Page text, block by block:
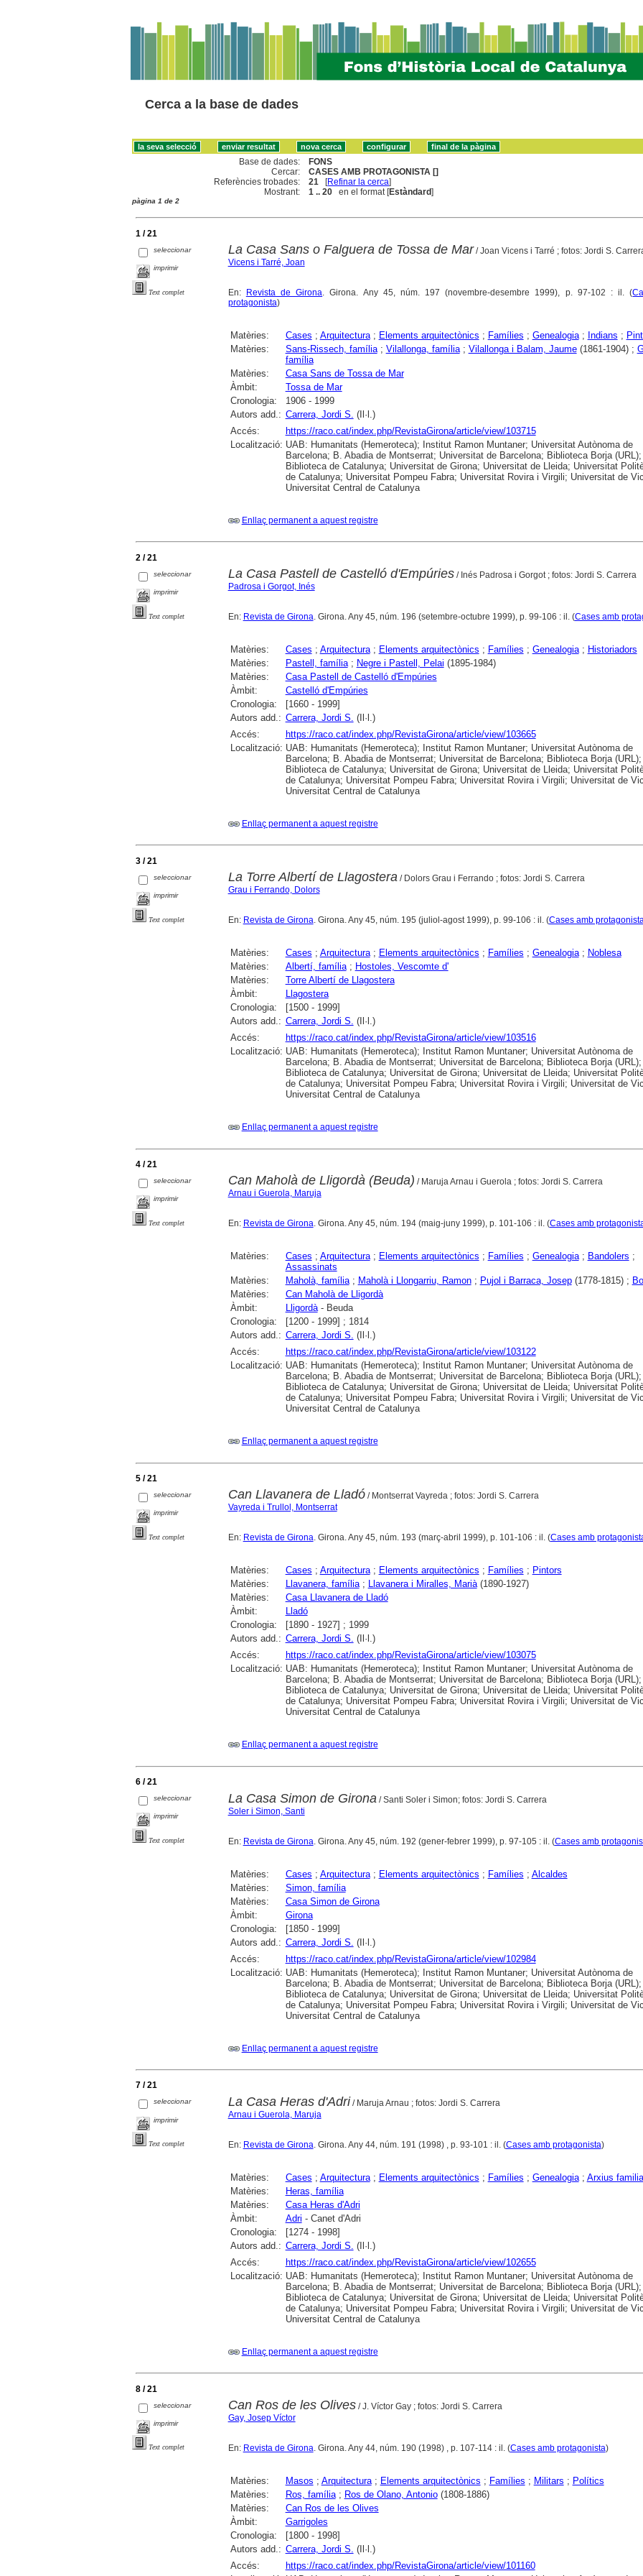
Cerca a la base de dades
Base de dades:
FONS
Cercar:
CASES AMB PROTAGONISTA []
Referències trobades:
21 [Refinar la cerca]
Mostrant:
1 .. 20 en el format [Estàndard]
pàgina 1 de 2
1 / 21
seleccionar
imprimir
Text complet
La Casa Sans o Falguera de Tossa de Mar/ Joan Vicens i Tarré ; fotos: Jordi S.
Vicens i Tarré, Joan
En: Revista de Girona. Girona. Any 45, núm. 197 (novembre-desembre 1999), p. 97-102 : il. (
protagonista)
Matèries: Cases ; Arquitectura; Elements arquitectònics ; Famílies ; Genealogia; Indians ;
Matèries:
Sans-Rissech, família; Vilallonga, família; Vilallonga i Balam, Jaume(1861-1904) ;
família
Matèries:
Casa Sans de Tossa de Mar
Àmbit:
Tossa de Mar
Cronologia:
1906 - 1999
Autors add.: Carrera, Jordi S. (Il·l.)
Accés:
https://raco.cat/index.php/RevistaGirona/article/view/103715
Localització: UAB: Humanitats (Hemeroteca); Institut Ramon Muntaner; Universitat Autònoma de
Barcelona; B. Abadia de Montserrat; Universitat de Barcelona; Biblioteca Borja (URL);
Biblioteca de Catalunya; Universitat de Girona; Universitat de Lleida; Universitat
de Catalunya; Universitat Pompeu Fabra; Universitat Rovira i Virgili; Universitat de
Universitat Central de Catalunya
Enllaç permanent a aquest registre
2 / 21
seleccionar
imprimir
Text complet
La Casa Pastell de Castelló d'Empúries/ Inés Padrosa i Gorgot ; fotos: Jordi S. Carrera
Padrosa i Gorgot, Inés
En: Revista de Girona. Girona. Any 45, núm. 196 (setembre-octubre 1999), p. 99-106 : il. (Cases amb
Matèries: Cases ; Arquitectura; Elements arquitectònics ; Famílies ; Genealogia; Historiadors
Matèries:
Pastell, família; Negre i Pastell, Pelai (1895-1984)
Matèries:
Casa Pastell de Castelló d'Empúries
Àmbit:
Castelló d'Empúries
Cronologia:
[1660 - 1999]
Autors add.: Carrera, Jordi S. (Il·l.)
Accés:
https://raco.cat/index.php/RevistaGirona/article/view/103665
Localització: UAB: Humanitats (Hemeroteca); Institut Ramon Muntaner; Universitat Autònoma de
Barcelona; B. Abadia de Montserrat; Universitat de Barcelona; Biblioteca Borja (URL);
Biblioteca de Catalunya; Universitat de Girona; Universitat de Lleida; Universitat
de Catalunya; Universitat Pompeu Fabra; Universitat Rovira i Virgili; Universitat de
Universitat Central de Catalunya
Enllaç permanent a aquest registre
3 / 21
seleccionar
imprimir
Text complet
La Torre Albertí de Llagostera/ Dolors Grau i Ferrando ; fotos: Jordi S. Carrera
Grau i Ferrando, Dolors
En: Revista de Girona. Girona. Any 45, núm. 195 (juliol-agost 1999), p. 99-106 : il. (Cases amb
Matèries: Cases ; Arquitectura; Elements arquitectònics ; Famílies ; Genealogia; Noblesa
Matèries:
Albertí, família; Hostoles, Vescomte d'
Matèries:
Torre Albertí de Llagostera
Àmbit:
Llagostera
Cronologia:
[1500 - 1999]
Autors add.: Carrera, Jordi S. (Il·l.)
Accés:
https://raco.cat/index.php/RevistaGirona/article/view/103516
Localització: UAB: Humanitats (Hemeroteca); Institut Ramon Muntaner; Universitat Autònoma de
Barcelona; B. Abadia de Montserrat; Universitat de Barcelona; Biblioteca Borja (URL);
Biblioteca de Catalunya; Universitat de Girona; Universitat de Lleida; Universitat
de Catalunya; Universitat Pompeu Fabra; Universitat Rovira i Virgili; Universitat de
Universitat Central de Catalunya
Enllaç permanent a aquest registre
4 / 21
seleccionar
imprimir
Text complet
Can Maholà de Lligordà (Beuda) / Maruja Arnau i Guerola ; fotos: Jordi S. Carrera
Arnau i Guerola, Maruja
En: Revista de Girona. Girona. Any 45, núm. 194 (maig-juny 1999), p. 101-106 : il. (Cases amb
Matèries: Cases ; Arquitectura; Elements arquitectònics ; Famílies ; Genealogia; Bandolers ;
Assassinats
Matèries:
Maholà, família; Maholà i Llongarriu, Ramon; Pujol i Barraca, Josep(1778-1815) ;
Matèries:
Can Maholà de Lligordà
Àmbit:
Lligordà- Beuda
Cronologia:
[1200 - 1999] ; 1814
Autors add.: Carrera, Jordi S. (Il·l.)
Accés:
https://raco.cat/index.php/RevistaGirona/article/view/103122
Localització: UAB: Humanitats (Hemeroteca); Institut Ramon Muntaner; Universitat Autònoma de
Barcelona; B. Abadia de Montserrat; Universitat de Barcelona; Biblioteca Borja (URL);
Biblioteca de Catalunya; Universitat de Girona; Universitat de Lleida; Universitat
de Catalunya; Universitat Pompeu Fabra; Universitat Rovira i Virgili; Universitat de
Universitat Central de Catalunya
Enllaç permanent a aquest registre
5 / 21
seleccionar
imprimir
Text complet
Can Llavanera de Lladó/ Montserrat Vayreda ; fotos: Jordi S. Carrera
Vayreda i Trullol, Montserrat
En: Revista de Girona. Girona. Any 45, núm. 193 (març-abril 1999), p. 101-106 : il. (Cases amb
Matèries: Cases ; Arquitectura; Elements arquitectònics ; Famílies ; Pintors
Matèries:
Llavanera, família; Llavanera i Miralles, Marià(1890-1927)
Matèries:
Casa Llavanera de Lladó
Àmbit:
Lladó
Cronologia:
[1890 - 1927] ; 1999
Autors add.: Carrera, Jordi S. (Il·l.)
Accés:
https://raco.cat/index.php/RevistaGirona/article/view/103075
Localització: UAB: Humanitats (Hemeroteca); Institut Ramon Muntaner; Universitat Autònoma de
Barcelona; B. Abadia de Montserrat; Universitat de Barcelona; Biblioteca Borja (URL);
Biblioteca de Catalunya; Universitat de Girona; Universitat de Lleida; Universitat
de Catalunya; Universitat Pompeu Fabra; Universitat Rovira i Virgili; Universitat de
Universitat Central de Catalunya
Enllaç permanent a aquest registre
6 / 21
seleccionar
imprimir
Text complet
La Casa Simon de Girona / Santi Soler i Simon; fotos: Jordi S. Carrera
Soler i Simon, Santi
En: Revista de Girona . Girona. Any 45, núm. 192 (gener-febrer 1999), p. 97-105 : il. (Cases amb
Matèries: Cases ; Arquitectura; Elements arquitectònics ; Famílies ; Alcaldes
Matèries:
Simon, família
Matèries:
Casa Simon de Girona
Àmbit:
Girona
Cronologia:
[1850 - 1999]
Autors add.: Carrera, Jordi S. (Il·l.)
Accés:
https://raco.cat/index.php/RevistaGirona/article/view/102984
Localització: UAB: Humanitats (Hemeroteca); Institut Ramon Muntaner; Universitat Autònoma de
Barcelona; B. Abadia de Montserrat; Universitat de Barcelona; Biblioteca Borja (URL);
Biblioteca de Catalunya; Universitat de Girona; Universitat de Lleida; Universitat
de Catalunya; Universitat Pompeu Fabra; Universitat Rovira i Virgili; Universitat de
Universitat Central de Catalunya
Enllaç permanent a aquest registre
7 / 21
seleccionar
imprimir
Text complet
La Casa Heras d'Adri/ Maruja Arnau ; fotos: Jordi S. Carrera
Arnau i Guerola, Maruja
En: Revista de Girona . Girona. Any 44, núm. 191 (1998) , p. 93-101 : il. (Cases amb protagonista)
Matèries: Cases ; Arquitectura; Elements arquitectònics ; Famílies ; Genealogia; Arxius
Matèries:
Heras, família
Matèries:
Casa Heras d'Adri
Àmbit:
Adri - Canet d'Adri
Cronologia:
[1274 - 1998]
Autors add.: Carrera, Jordi S. (Il·l.)
Accés:
https://raco.cat/index.php/RevistaGirona/article/view/102655
Localització: UAB: Humanitats (Hemeroteca); Institut Ramon Muntaner; Universitat Autònoma de
Barcelona; B. Abadia de Montserrat; Universitat de Barcelona; Biblioteca Borja (URL);
Biblioteca de Catalunya; Universitat de Girona; Universitat de Lleida; Universitat
de Catalunya; Universitat Pompeu Fabra; Universitat Rovira i Virgili; Universitat de
Universitat Central de Catalunya
Enllaç permanent a aquest registre
8 / 21
seleccionar
imprimir
Text complet
Can Ros de les Olives/ J. Víctor Gay ; fotos: Jordi S. Carrera
Gay, Josep Víctor
En: Revista de Girona . Girona. Any 44, núm. 190 (1998) , p. 107-114 : il. (Cases amb protagonista)
Matèries: Masos ; Arquitectura; Elements arquitectònics ; Famílies ; Militars ; Polítics
Matèries:
Ros, família; Ros de Olano, Antonio(1808-1886)
Matèries:
Can Ros de les Olives
Àmbit:
Garrigoles
Cronologia:
[1800 - 1998]
Autors add.: Carrera, Jordi S. (Il·l.)
Accés:
https://raco.cat/index.php/RevistaGirona/article/view/101160